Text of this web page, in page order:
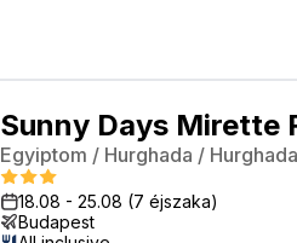
Egyiptom / Hurghada / Hurghada
18.08 - 25.08 (7 éjszaka)
Budapest